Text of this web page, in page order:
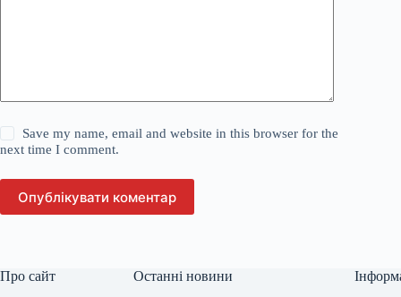
Save my name, email and website in this browser for the
next time I comment.
Опублікувати коментар
Про сайт Останні новини